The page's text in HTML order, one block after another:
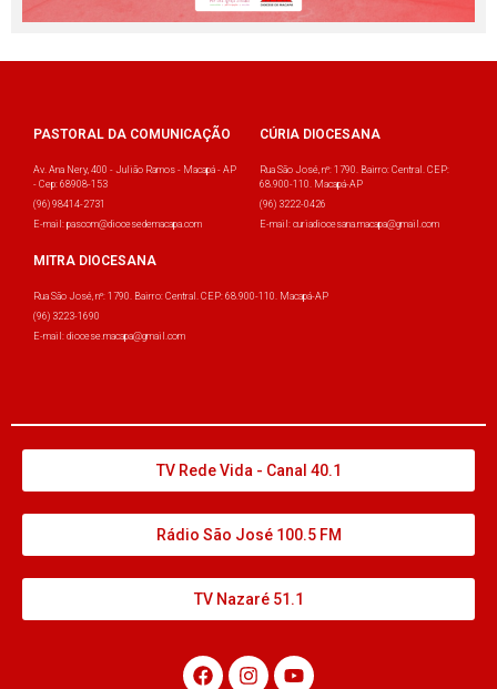
PASTORAL DA COMUNICAÇÃO
Av. Ana Nery, 400 - Julião Ramos - Macapá - AP
- Cep: 68908-153
(96) 98414-2731
E-mail: pascom@diocesedemacapa.com
CÚRIA DIOCESANA
Rua São José, nº: 1790. Bairro: Central. CEP:
68.900-110. Macapá-AP
(96) 3222-0426
E-mail: curiadiocesana.macapa@gmail.com
MITRA DIOCESANA
Rua São José, nº: 1790. Bairro: Central. CEP: 68.900-110. Macapá-AP
(96) 3223-1690
E-mail: diocese.macapa@gmail.com
TV Rede Vida - Canal 40.1
Rádio São José 100.5 FM
TV Nazaré 51.1